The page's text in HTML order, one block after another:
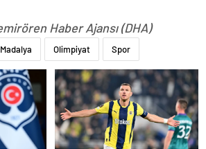
Haber Ajansı (DHA)
Madalya Olimpiyat Spor